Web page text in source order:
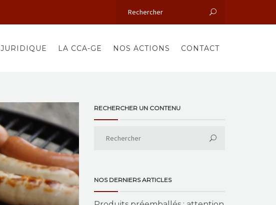
JURIDIQUE LA CCA-GE NOS ACTIONS CONTACT
RECHERCHER UN CONTENU
NOS DERNIERS ARTICLES